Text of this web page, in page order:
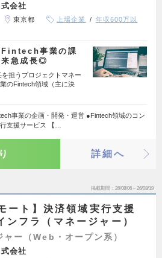
会社
東京都 上場企業
年収600万以
Fintech事業の課
来急成長◎
を担うプロジェクトマネー
のFintech領域（主に決
事業の企画・開発・運営 ●Fintech領域のコン
支援サービス 【…
詳細へ
掲載期間 26/08/06～26/08/19
ート】決済領域実行支援
ンフラ（マネージャー）
ー（Web・オープン系）
会社